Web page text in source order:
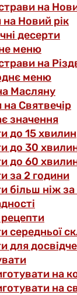
на
на Новий рік
десерти
меню
на
меню
Масляну
на Святвечір
значення
до 15 хвилин
до 30
до 60
за 2 години
більш ніж
середньої
для
на
на